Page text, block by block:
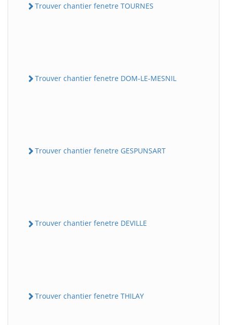
Trouver chantier fenetre TOURNES
Trouver chantier fenetre DOM-LE-MESNIL
Trouver chantier fenetre GESPUNSART
Trouver chantier fenetre DEVILLE
Trouver chantier fenetre THILAY